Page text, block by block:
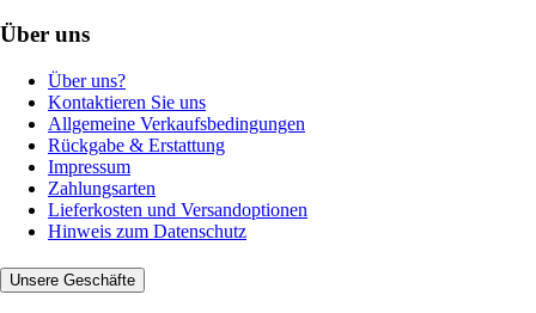
Über uns
Über uns?
Kontaktieren Sie uns
Allgemeine Verkaufsbedingungen
Rückgabe & Erstattung
Impressum
Zahlungsarten
Lieferkosten und Versandoptionen
Hinweis zum Datenschutz
Unsere Geschäfte